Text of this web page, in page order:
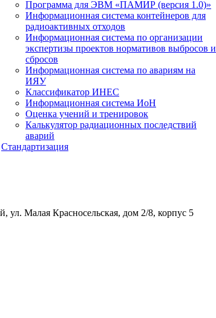
Программа для ЭВМ «ПАМИР (версия 1.0)»
Информационная система контейнеров для
радиоактивных отходов
Информационная система по организации
экспертизы проектов нормативов выбросов и
сбросов
Информационная система по авариям на
ИЯУ
Классификатор ИНЕС
Информационная система ИоН
Оценка учений и тренировок
Калькулятор радиационных последствий
аварий
Стандартизация
ул. Малая Красносельская, дом 2/8, корпус 5